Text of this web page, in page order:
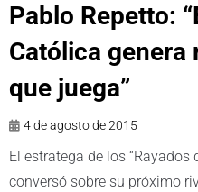
Pablo Repetto:
Católica genera
que juega”
4 de agosto de 2015
El estratega de los “Rayados
conversó sobre su próximo